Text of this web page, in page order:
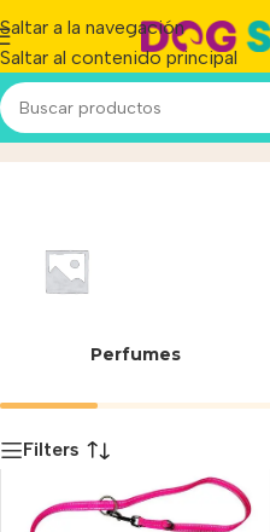
Saltar a la navegación
Saltar al contenido principal
FucsiaInicio/Producto
Perfumes
Filters